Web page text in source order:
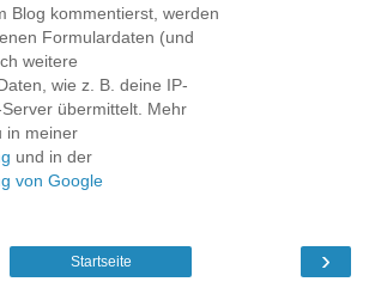
Blog kommentierst, werden
Formulardaten (und
weitere
wie z. B. deine IP-
übermittelt. Mehr
in meiner
und in der
von Google
›
Startseite